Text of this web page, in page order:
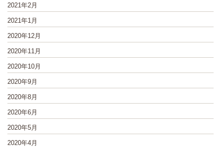
2021年2月
2021年1月
2020年12月
2020年11月
2020年10月
2020年9月
2020年8月
2020年6月
2020年5月
2020年4月